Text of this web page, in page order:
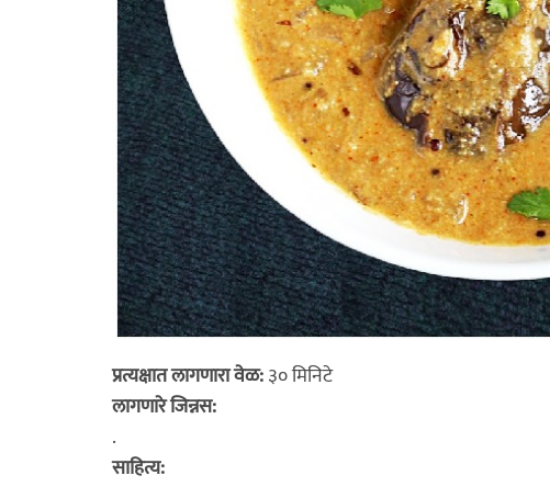
प्रत्यक्षात लागणारा वेळ:३० मिनिटे
लागणारे जिन्नस:
.
साहित्य: